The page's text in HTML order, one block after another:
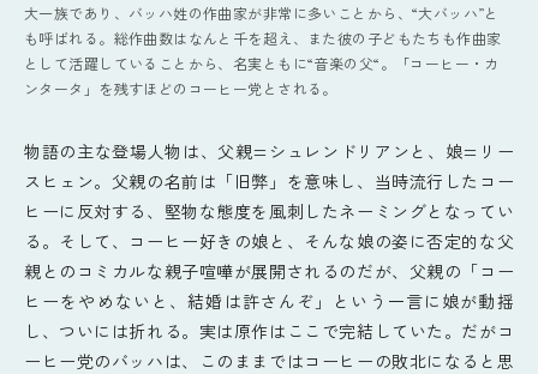
大一族であり、バッハ姓の作曲家が非常に多いことから、“大バッハ”と
も呼ばれる。総作曲数はなんと千を超え、また彼の子どもたちも作曲家
として活躍していることから、名実ともに“音楽の父“。「コーヒー・カ
ンタータ」を残すほどのコーヒー党とされる。
物語の主な登場人物は、父親=シュレンドリアンと、娘=リー
スヒェン。父親の名前は「旧弊」を意味し、当時流行したコー
ヒーに反対する、堅物な態度を風刺したネーミングとなってい
る。そして、コーヒー好きの娘と、そんな娘の姿に否定的な父
親とのコミカルな親子喧嘩が展開されるのだが、父親の「コー
ヒーをやめないと、結婚は許さんぞ」という一言に娘が動揺
し、ついには折れる。実は原作はここで完結していた。だがコ
ーヒー党のバッハは、このままではコーヒーの敗北になると思